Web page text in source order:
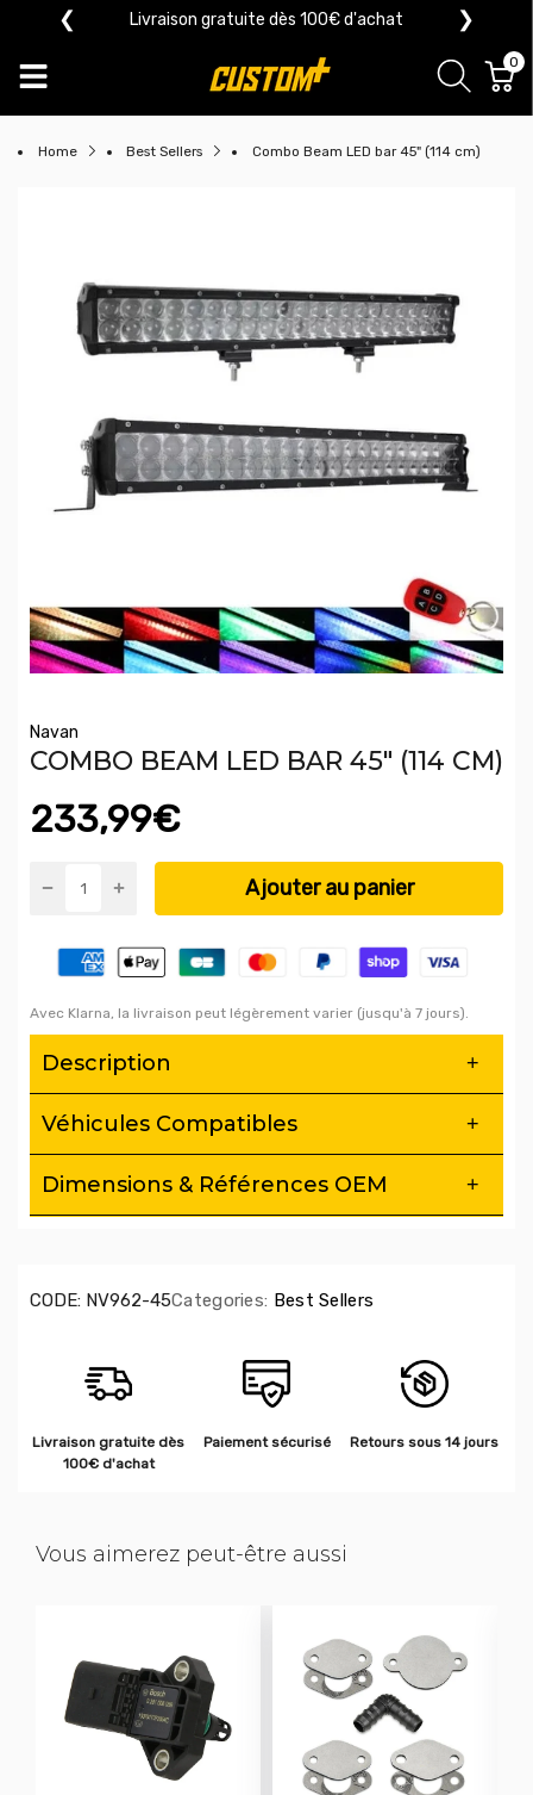
❮ Livraison gratuite dès 100€ d'achat ❯
0
Home Best Sellers Combo Beam LED bar 45" (114 cm)
Navan
COMBO BEAM LED BAR 45" (114 CM)
233,99€
Ajouter au panier
Avec Klarna, la livraison peut légèrement varier (jusqu'à 7 jours).
Description
Véhicules Compatibles
Dimensions & Références OEM
CODE: NV962-45Categories: Best Sellers
Livraison gratuite dès
100€ d'achat
Paiement sécurisé Retours sous 14 jours
Vous aimerez peut-être aussi